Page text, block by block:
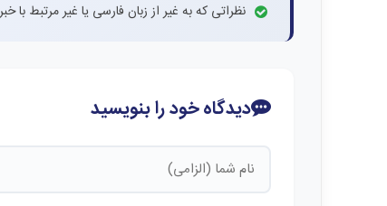
نظراتی که به غیر از زبان فارسی یا غیر مرتبط با
دیدگاه خود را بنویسید